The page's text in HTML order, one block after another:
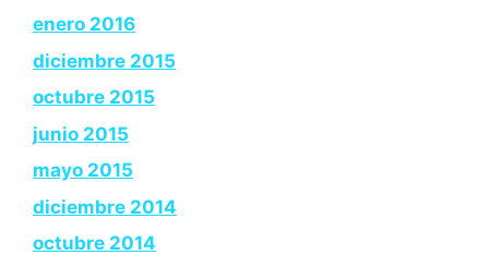
enero 2016
diciembre 2015
octubre 2015
junio 2015
mayo 2015
diciembre 2014
octubre 2014